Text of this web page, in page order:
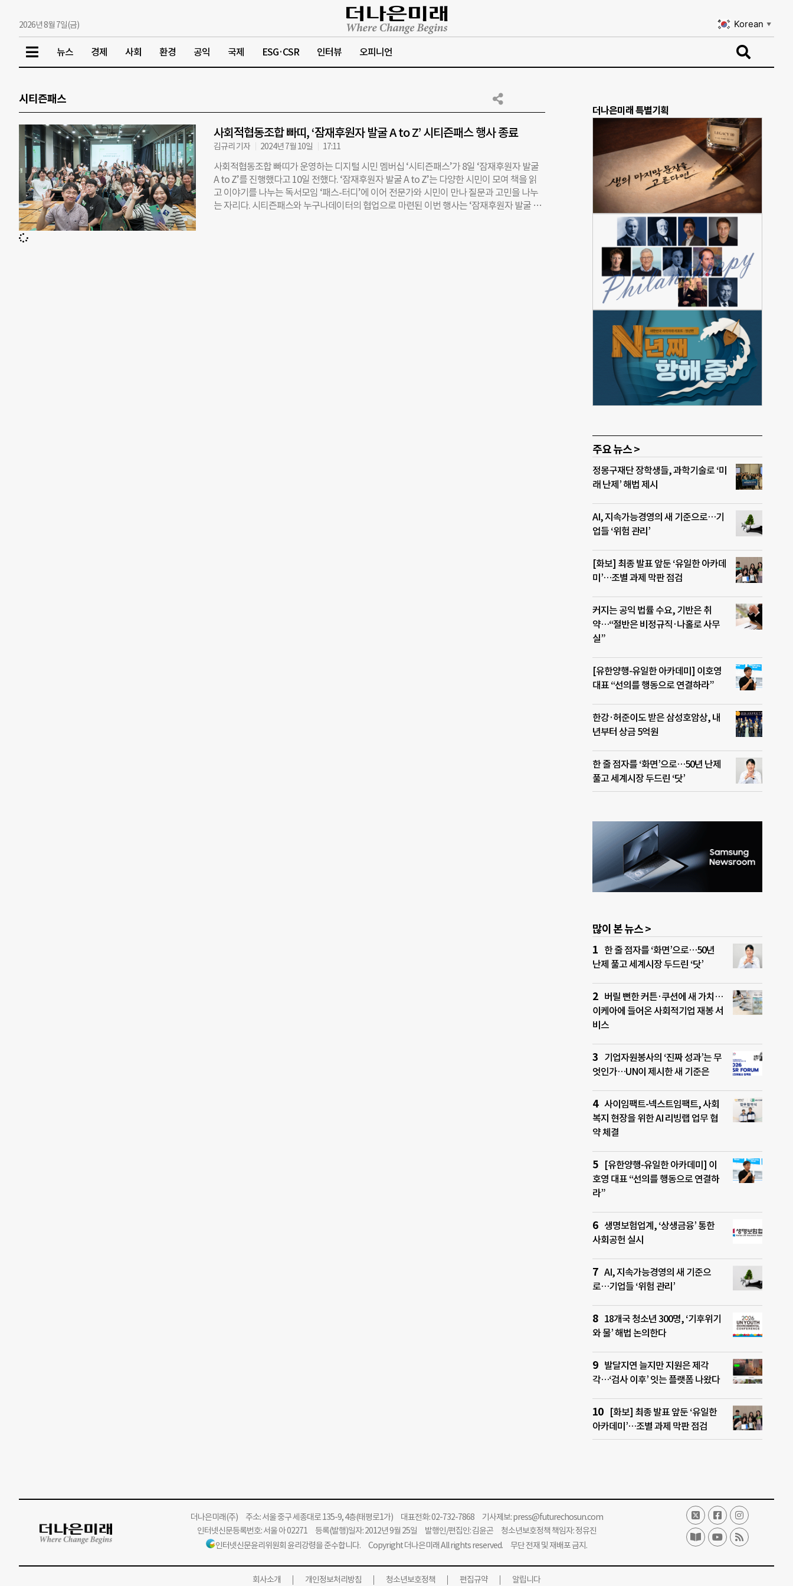
2026년 8월 7일(금) Korean ▼
뉴스 경제 사회 환경 공익 국제 ESG·CSR 인터뷰 오피니언
시티즌패스
사회적협동조합 빠띠, ‘잠재후원자 발굴 A to Z’ 시티즌패스 행사 종료
김규리 기자 2024년 7월 10일 17:11
사회적협동조합 빠띠가 운영하는 디지털 시민 멤버십 ‘시티즌패스’가 8일 ‘잠재후원자 발굴
A to Z’를 진행했다고 10일 전했다. ‘잠재후원자 발굴 A to Z’는 다양한 시민이 모여 책을 읽
고 이야기를 나누는 독서모임 ‘패스-터디’에 이어 전문가와 시민이 만나 질문과 고민을 나누
는 자리다. 시티즌패스와 누구나데이터의 협업으로 마련된 이번 행사는 ‘잠재후원자 발굴 A
더나은미래 특별기획
주요 뉴스 >
정몽구재단 장학생들, 과학기술로 ‘미
래 난제’ 해법 제시
AI, 지속가능경영의 새 기준으로…기
업들 ‘위험 관리’
[화보] 최종 발표 앞둔 ‘유일한 아카데
미’…조별 과제 막판 점검
커지는 공익 법률 수요, 기반은 취
약…“절반은 비정규직·나홀로 사무
실”
[유한양행-유일한 아카데미] 이호영
대표 “선의를 행동으로 연결하라”
한강·허준이도 받은 삼성호암상, 내
년부터 상금 5억원
한 줄 점자를 ‘화면’으로…50년 난제
풀고 세계시장 두드린 ‘닷’
많이 본 뉴스 >
한 줄 점자를 ‘화면’으로…50년
난제 풀고 세계시장 두드린 ‘닷’
버릴 뻔한 커튼·쿠션에 새 가치…
이케아에 들어온 사회적기업 재봉 서
비스
기업자원봉사의 ‘진짜 성과’는 무
엇인가…UN이 제시한 새 기준은
사이임팩트-넥스트임팩트, 사회
복지 현장을 위한 AI 리빙랩 업무 협
약 체결
[유한양행-유일한 아카데미] 이
호영 대표 “선의를 행동으로 연결하
라”
생명보험업계, ‘상생금융’ 통한
사회공헌 실시
AI, 지속가능경영의 새 기준으
로…기업들 ‘위험 관리’
18개국 청소년 300명, ‘기후위기
와 물’ 해법 논의한다
발달지연 늘지만 지원은 제각
각…‘검사 이후’ 잇는 플랫폼 나왔다
[화보] 최종 발표 앞둔 ‘유일한
아카데미’…조별 과제 막판 점검
더나은미래(주)주소: 서울 중구 세종대로 135-9, 4층(태평로1가) 대표전화: 02-732-7868 기사제보:press@futurechosun.com
인터넷신문등록번호: 서울 아 02271 등록(발행)일자: 2012년 9월 25일 발행인/편집인: 김윤곤 청소년보호정책 책임자: 정유진
인터넷신문윤리위원회 윤리강령을 준수합니다. Copyright 더나은미래 All rights reserved. 무단 전재 및 재배포 금지.
회사소개 개인정보처리방침 청소년보호정책 편집규약 알립니다